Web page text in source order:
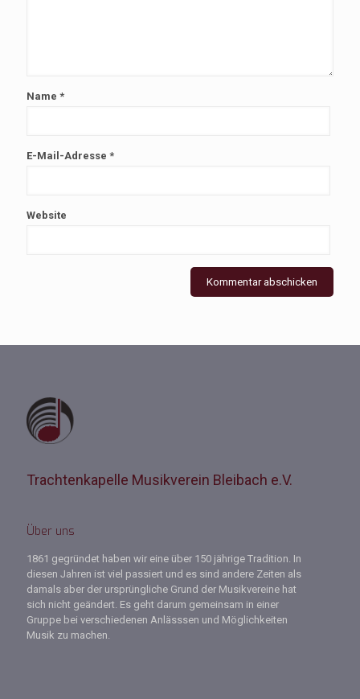
Name *
E-Mail-Adresse *
Website
Trachtenkapelle Musikverein Bleibach e.V.
Über uns
1861 gegründet haben wir eine über 150 jährige Tradition. In
diesen Jahren ist viel passiert und es sind andere Zeiten als
damals aber der ursprüngliche Grund der Musikvereine hat
sich nicht geändert. Es geht darum gemeinsam in einer
Gruppe bei verschiedenen Anlässsen und Möglichkeiten
Musik zu machen.